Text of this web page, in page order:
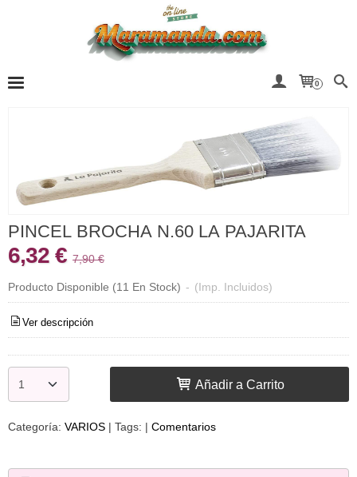
0
PINCEL BROCHA N.60 LA PAJARITA
6,32 € 7,90 €
Producto Disponible (11 En Stock) - (Imp. Incluidos)
Ver descripción
Añadir a Carrito
Categoría: VARIOS | Tags: | Comentarios